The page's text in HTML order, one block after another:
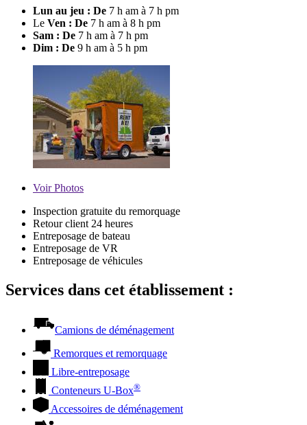
Lun au jeu : De 7 h am à 7 h pm
Le Ven : De 7 h am à 8 h pm
Sam : De 7 h am à 7 h pm
Dim : De 9 h am à 5 h pm
VoirPhotos
Inspection gratuite du remorquage
Retour client 24 heures
Entreposage de bateau
Entreposage de VR
Entreposage de véhicules
Services dans cet établissement :
Camions de déménagement
Remorques et remorquage
Libre-entreposage
Conteneurs U-Box®
Accessoires de déménagement